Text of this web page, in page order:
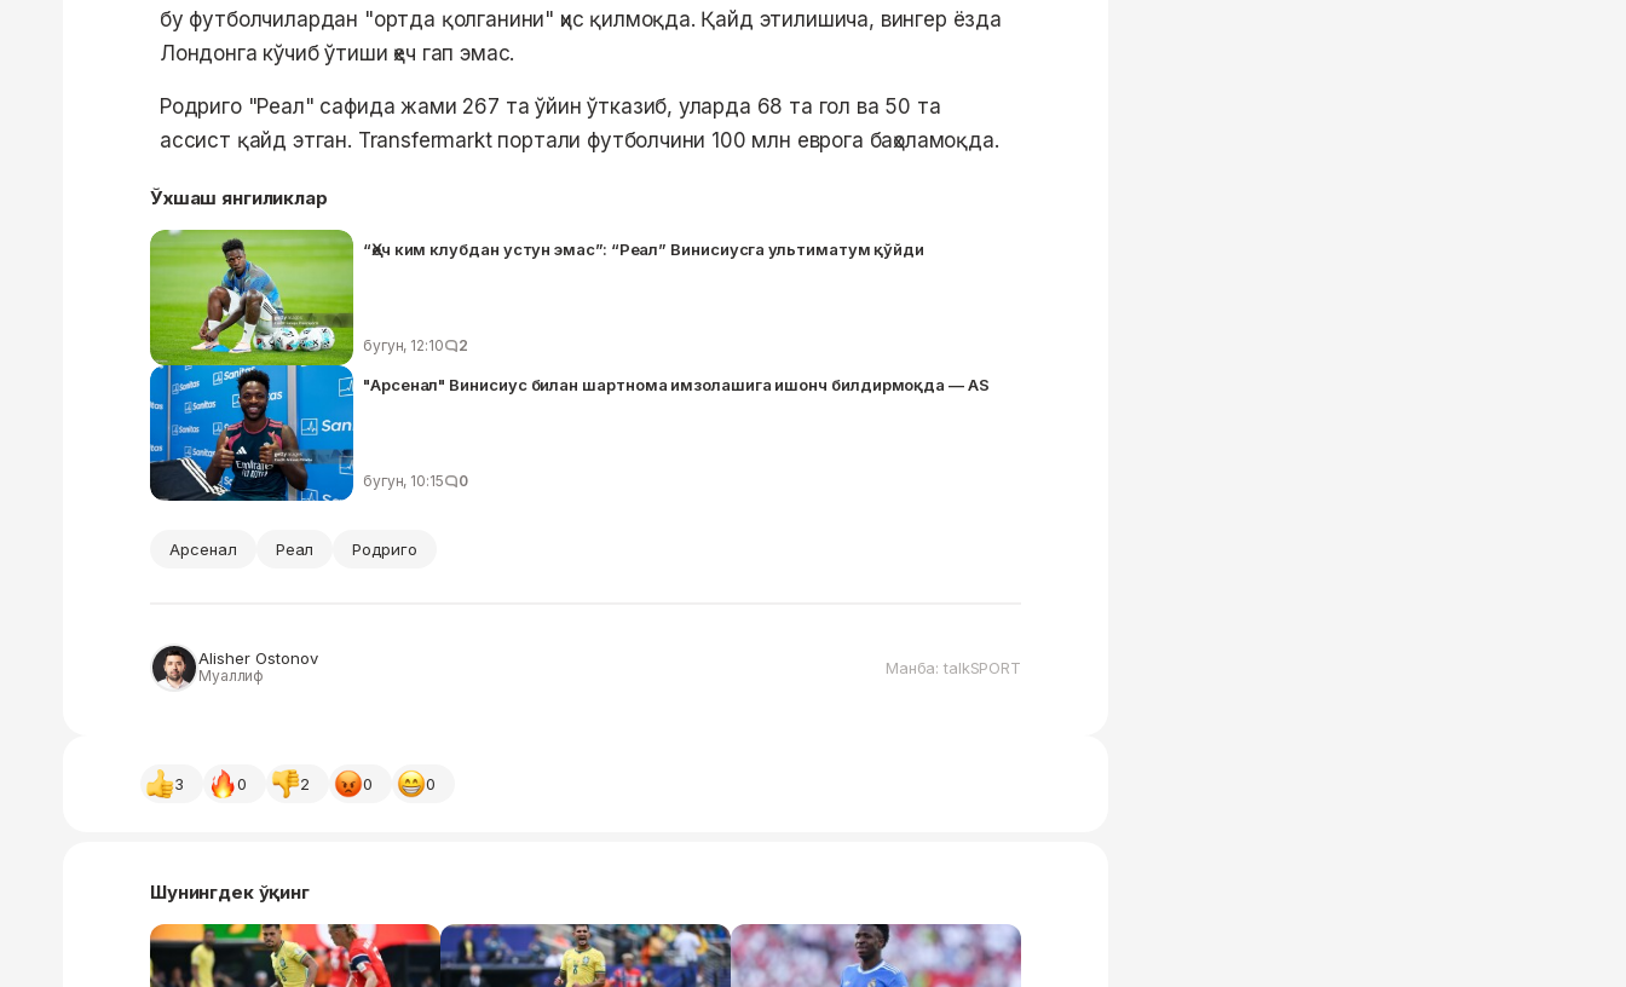
бу футболчилардан "ортда қолганини" ҳис қилмоқда. Қайд этилишича, вингер ёзда
Лондонга кўчиб ўтиши ҳеч гап эмас.
Родриго "Реал" сафида жами 267 та ўйин ўтказиб, уларда 68 та гол ва 50 та
ассист қайд этган. Transfermarkt портали футболчини 100 млн еврога баҳоламоқда.
Ўхшаш янгиликлар
“Ҳеч ким клубдан устун эмас”: “Реал” Винисиусга ультиматум қўйди
бугун, 12:10 2
"Арсенал" Винисиус билан шартнома имзолашига ишонч билдирмоқда — AS
бугун, 10:15 0
Арсенал Реал Родриго
Alisher Ostonov
Муаллиф Манба: talkSPORT
3 0 2 0 0
Шунингдек ўқинг